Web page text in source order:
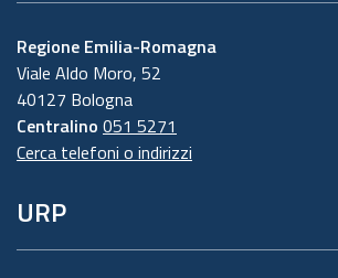
Regione Emilia-Romagna
Viale Aldo Moro, 52
40127 Bologna
Centralino 051 5271
Cerca telefoni o indirizzi
URP